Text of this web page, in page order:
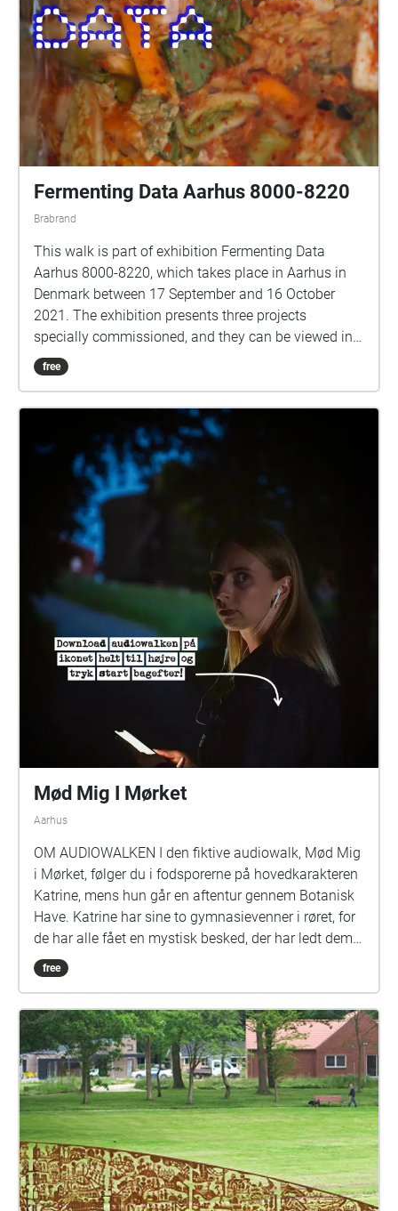
Fermenting Data Aarhus 8000-8220
Brabrand
This walk is part of exhibition Fermenting Data
Aarhus 8000-8220, which takes place in Aarhus in
Denmark between 17 September and 16 October
2021. The exhibition presents three projects
specially commissioned, and they can be viewed in
Spanien19C (off space), Jægergårdsgade 154e,
8000 Aarhus. Open Thursday–Sunday 13.00–17.00
Aarhus. Open Tuesday–Thursday 13.00–17.00. This
Echoes located walk is a curatorial framework that
expands the story of data, city, fermenting and data
practices. It leads you across the city, with stops in
locations where you can see the work exhibited and
where you are invited consider data as generative
practice that can create good life for all. Rather than
based on extraction, exploitation and surveillance,
we imagine data as positive force. Taking inspiration
from fermentation and symbiosis, we ask how these
naturally occuring phenomena can inspire
constructive and equitable data practices. If you
want to know more about this project or if you want
to share your experience of Fermenting Data in
Aarhus contact us at info\[at]fermentingdata\[.]net
See https://fermentingdata.net/aarhus/ for
information about the program of events related to
the exhibition. We hope you will join us to explore
fermenting data in Aarhus.
free
Mød Mig I Mørket
Aarhus
OM AUDIOWALKEN I den fiktive audiowalk, Mød Mig
i Mørket, følger du i fodsporerne på hovedkarakteren
Katrine, mens hun går en aftentur gennem Botanisk
Have. Katrine har sine to gymnasievenner i røret, for
de har alle fået en mystisk besked, der har ledt dem
ned i haven. Katrine er nu på vej ud i havens mørke
for at afdække, hvad beskeden handler om. Det bliver
at en af vennerne holder noget skjult. Men hvem er
det, og hvad skal Katrine i haven? Som lytter følger
du i fodsporene på Katrine og træffer valg på hendes
vegne, når gangstierne i Botanisk Have skiller sig i
to. Men tænk dig om - hvert valg har konsekvenser
og vil føre Katrine og historien mod en ny slutning.
Du kan starte fortællingen på alle tidspunkter af
døgnet, men er du en modig sjæl, der elsker en smule
gys, så anbefaler vi klart, at du går den i skumringen.
free